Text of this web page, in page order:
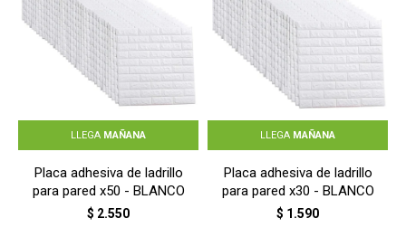
LLEGA MAÑANA
Placa adhesiva de ladrillo
para pared x50 - BLANCO
$ 2.550
LLEGA MAÑANA
Placa adhesiva de ladrillo
para pared x30 - BLANCO
$ 1.590